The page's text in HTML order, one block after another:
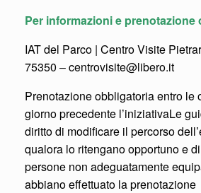
Per informazioni e prenotazione
IAT del Parco | Centro Visite
75350 – centrovisite@libero.it
Prenotazione obbligatoria entro le
giorno precedente l’iniziativaLe
diritto di modificare il percorso
qualora lo ritengano opportuno e
persone non adeguatamente
abbiano effettuato la prenotazione